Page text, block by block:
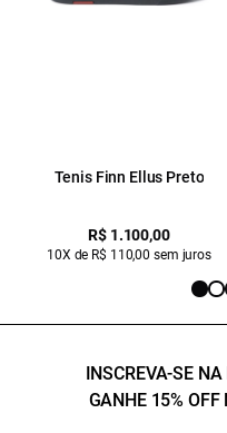
Tenis Finn Ellus Preto
R$ 1.100,00
10X de R$ 110,00 sem juros
INSCREVA-SE
GANHE 15%